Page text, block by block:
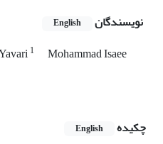
نویسندگان English
1
Mohammad Isaee
چکیده
English